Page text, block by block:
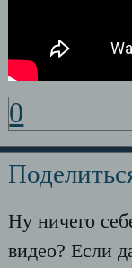
0
Ну ничего
видео? Если